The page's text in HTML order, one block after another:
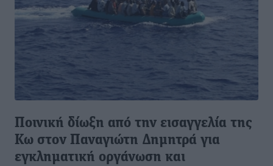
Ποινική δίωξη από την εισαγγελία της
Κω στον Παναγιώτη Δημητρά για
εγκληματική οργάνωση και